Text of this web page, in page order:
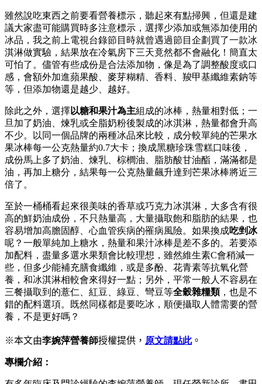
雖然說吃東西之前要看營養標示，聽起來有點掃興，但還是建
議大家盡可能購買時多注意標示，選擇少添加或無添加使用的
冰品，我之前上電視台錄節目時就曾遇過節目企劃買了一款冰
淇淋做實驗，結果放在冷氣房下三天竟然都不會融化！簡直太
可怕了。儘管有些成份是合法添加物，像是為了調整酸度或口
感，會額外加進蘋果酸、麥芽糊精、香料、羧甲基纖維素鈉等
等，但添加物還是越少、越好。
除此之外，選擇以糖和果汁為主組成的冰棒，熱量相對低；一
旦加了奶油、煉乳或全脂奶粉後製成的冰淇淋，熱量都會升高
不少。以同一個品牌的兩種冰品來比較，成分較單純的芒果水
果冰棒每一公克熱量約0.7大卡；換成黑糖珍珠雪糕口味後，
成份馬上多了奶油、煉乳、棕櫚油、脂肪酸甘油酯，滿滿都是
油，再加上糖分，結果每一公克熱量飆升達到芒果冰棒將近三
倍了。
至於一桶桶看起來很美味的香草或巧克力冰淇淋，大多含有很
高的鮮奶油成份，不只熱量高，大量攝取飽和脂肪的結果，也
容易增加高膽固醇、心血管疾病的罹病風險。如果換成吃剉冰
呢？一般單純加上糖水，熱量和果汁冰棒是差不多的。若要添
加配料，盡量多選水果類會比較理想，雖然維生素C會稍減一
些，但多少能補充膳食纖維，或是多酚、花青素等抗氧化營
養，和冰淇淋相較會來得好一點；另外，平常一般人不容易在
三餐攝取到的薏仁、紅豆、綠豆、彎豆等全穀雜糧類，也是不
錯的配料選項。既然同樣都是要吃冰，順便攝取人體需要的營
養，不是更好嗎？
※本文由李婉萍營養師授權提供， 原文請點此。
專欄介紹：